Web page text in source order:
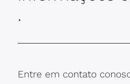
.
Entre em contato